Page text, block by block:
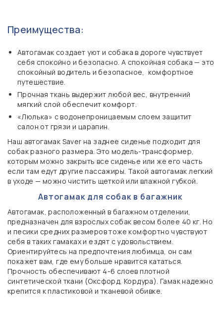
Преимущества:
Автогамак создает уют и собака в дороге чувствует
себя спокойно и безопасно. А спокойная собака — это
спокойный водитель и безопасное, комфортное
путешествие.
Прочная ткань выдержит любой вес, внутренний
мягкий слой обеспечит комфорт.
«Люлька» с водонепроницаемым слоем защитит
салон от грязи и царапин.
Наш автогамак Saver на заднее сиденье подходит для
собак разного размера. Это модель-трансформер,
которым можно закрыть все сиденье или же его часть
если там едут другие пассажиры. Такой автогамак легкий
в уходе — можно чистить щеткой или влажной губкой.
Автогамак для собак в багажник
Автогамак, расположенный в багажном отделении,
предназначен для взрослых собак весом более 40 кг. Но
и песики средних размеров тоже комфортно чувствуют
себя в таких гамаках и ездят с удовольствием.
Ориентируйтесь на предпочтения любимца, он сам
покажет вам, где ему больше нравится кататься.
Прочность обеспечивают 4-6 слоев плотной
синтетической ткани (Оксфорд, Кордура). Гамак надежно
крепится к пластиковой и тканевой обивке.